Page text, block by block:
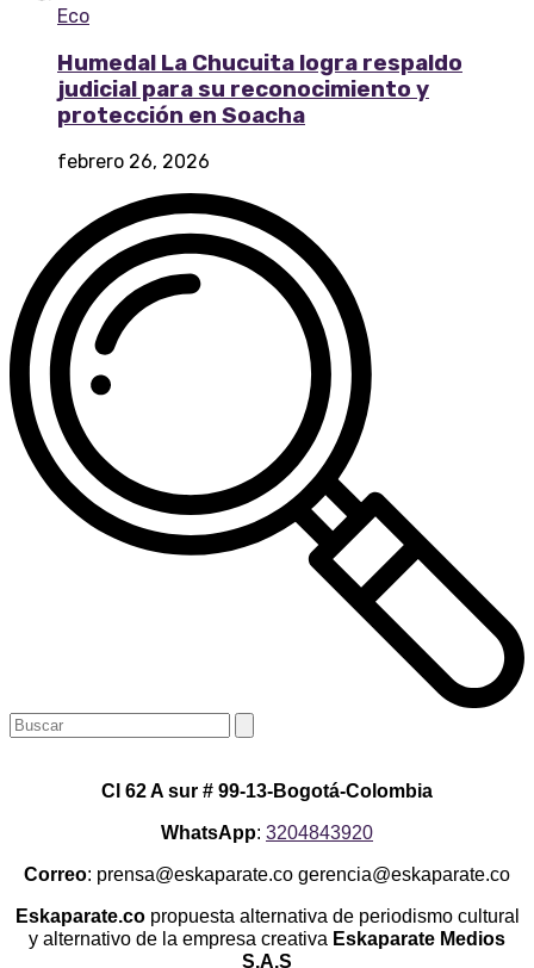
Eco
Humedal La Chucuita logra respaldo
judicial para su reconocimiento y
protección en Soacha
febrero 26, 2026
Cl 62 A sur # 99-13-Bogotá-Colombia
WhatsApp: 3204843920
Correo: prensa@eskaparate.co gerencia@eskaparate.co
Eskaparate.copropuesta alternativa de periodismo cultural
y alternativo de la empresa creativa Eskaparate Medios
S.A.S